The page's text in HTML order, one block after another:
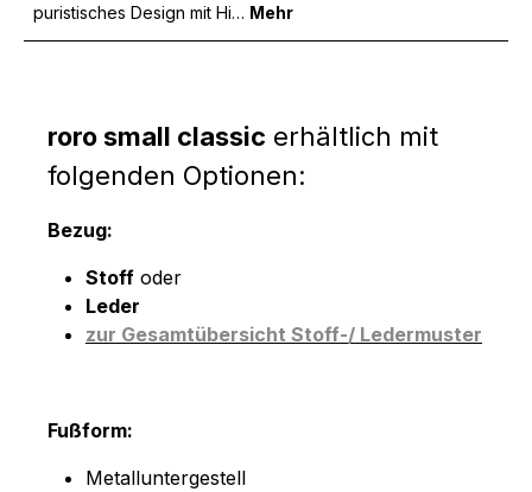
puristisches Design mit Hi… Mehr
roro small classic erhältlich mit
folgenden Optionen:
Bezug:
Stoff oder
Leder
zur Gesamtübersicht Stoff-/ Ledermuster
Fußform:
Metalluntergestell